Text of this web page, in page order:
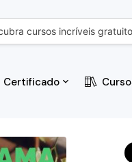
Certificado